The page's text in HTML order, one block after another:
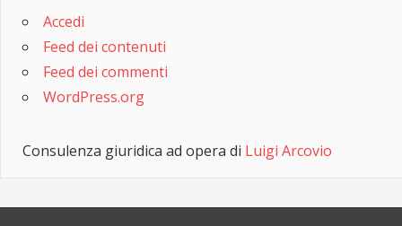
Accedi
Feed dei contenuti
Feed dei commenti
WordPress.org
Consulenza giuridica ad opera di Luigi Arcovio